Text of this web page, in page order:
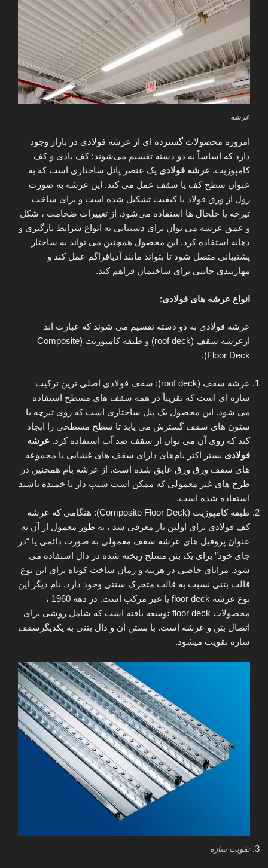
عرشه
امروزه محصولات گسترده ای از عرشه فولادی در بازار وجود
دارد که اساساً به دو دسته تقسیم می‌شوند: کف بادی و کف
کامپوزیت. عرشه فولادی یک عنصر پانل ساختاری است که به
عنوان سطح کف یا سقف عمل می کند. این عرشه به صورت
رول از ورق فولاد با کیفیت تشکیل شده است و برای ساخت
تیرچه یا خلخال ها استفاده می‌شود. از تغییرات ضخامت ، شکل
و عمق عرشه می توان برای دستیابی به انواع شرایط بارگیری و
دهانه استفاده کرد. این محصول همچنین می تواند به ساختار
پشتیبانی متصل شود تا بتواند مانند آدیافراگم عمل کند و
مهاربندی جانبی برای ساختمان فراهم کند.
انواع عرشه های فولادی:
عرشه فولادی به دو دسته تقسیم می شوند که عبارت اند
ازعرشه سقف (roof deck) و طبقه کامپوزیت (Composite
Floor Deck).
عرشه سقف (roof deck): سقف فولادی اصلی ترین ترکیب
سازه ای است که تقریباً در همه سقف های مسطح استفاده
می شود. این محصول یک پنل ساختاری است که روی تیرچه یا
ستون های سقف گسترش می یابد تا سطح مسطحی را ایجاد
کند که روی آن می توان از سقف ضد آب استفاده کرد. عرشه
فولادی بستر اکثر بام‌های دارای سقف های غشایی یا مجموعه
های سقف ورق ورق عایق شده است. از عرشه بام همچنین در
طرح های غیر معمولی که ممکن است شیب دار یا خمیده باشند
استفاده شده است.
طبقه کامپوزیت (Composite Floor Deck): هنگامی که عرشه
کف فولادی برای اولین بار معرفی شد ، به طور معمول از آن به
عنوان پروفیل های عرشه سقف معمولی به صورت دائمی یا “در
جای خود” برای یک بتن مسلح ریخته شده در دال استفاده می
شود. مزایای خاصی در هزینه و زمان ساخت کوتاه برای این نوع
قالب بتنی نسبت به قالب متحرک سنتی وجود دارد. نام دیگر این
نوع عرشه floor deck یا غیر مرکب است. در دهه 1960 ،
محصولات floor deck توسعه یافته است که شامل روشی برای
اتصال بتن و عرشه است. با بستن آن و دال بتنی به یکدیگرسقف
سازه تقویت میشود.
تقویت سازه